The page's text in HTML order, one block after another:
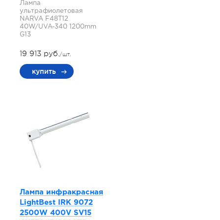
Лампа
ультрафиолетовая
NARVA F48T12
40W/UVA-340 1200mm
G13
19 913 руб./шт.
купить
Лампа инфракрасная
LightBest IRK 9072
2500W 400V SV15